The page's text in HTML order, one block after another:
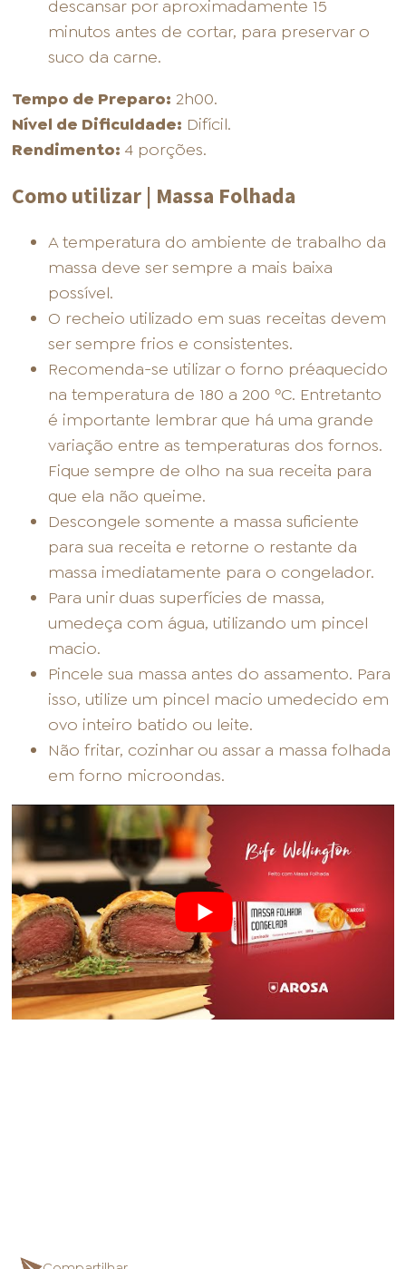
descansar por aproximadamente 15
minutos antes de cortar, para preservar o
suco da carne.
Tempo de Preparo: 2h00.
Nível de Dificuldade: Difícil.
Rendimento: 4 porções.
Como utilizar | Massa Folhada
A temperatura do ambiente de trabalho da
massa deve ser sempre a mais baixa
possível.
O recheio utilizado em suas receitas devem
ser sempre frios e consistentes.
Recomenda-se utilizar o forno préaquecido
na temperatura de 180 a 200 ºC. Entretanto
é importante lembrar que há uma grande
variação entre as temperaturas dos fornos.
Fique sempre de olho na sua receita para
que ela não queime.
Descongele somente a massa suficiente
para sua receita e retorne o restante da
massa imediatamente para o congelador.
Para unir duas superfícies de massa,
umedeça com água, utilizando um pincel
macio.
Pincele sua massa antes do assamento. Para
isso, utilize um pincel macio umedecido em
ovo inteiro batido ou leite.
Não fritar, cozinhar ou assar a massa folhada
em forno microondas.